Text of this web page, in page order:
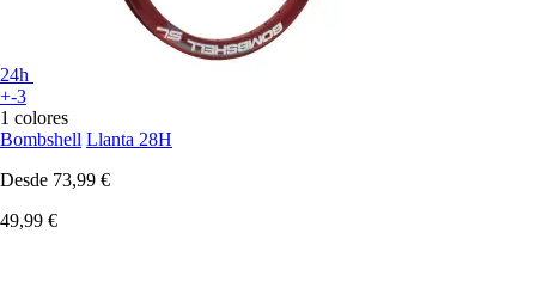
24h
+-3
1 colores
Bombshell Llanta 28H
Desde 73,99 €
49,99 €